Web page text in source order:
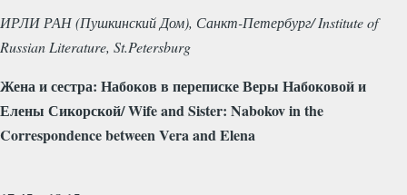
ИРЛИ РАН (Пушкинский Дом), Санкт-Петербург/Instituteof
Russian Literature, St.Petersburg
Женаисестра: Набоков в перепискеВеры Набоковойи
Елены Сикорской/ Wife and Sister: Nabokov in the
Correspondence between Vera and Elena